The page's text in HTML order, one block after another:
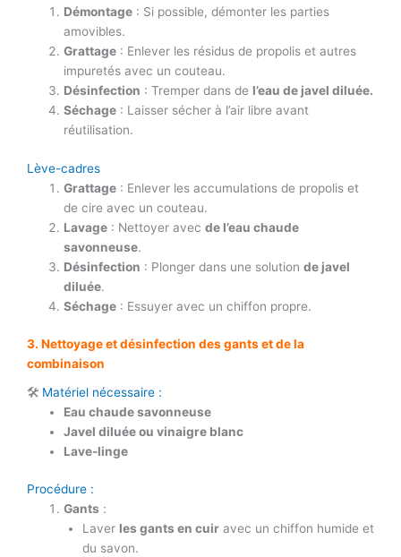
Démontage : Si possible, démonter les parties
amovibles.
Grattage : Enlever les résidus de propolis et autres
impuretés avec un couteau.
Désinfection : Tremper dans de l’eau de javel diluée.
Séchage : Laisser sécher à l’air libre avant
réutilisation.
Lève-cadres
Grattage : Enlever les accumulations de propolis et
de cire avec un couteau.
Lavage : Nettoyer avecde l’eau chaude
savonneuse.
Désinfection : Plonger dans une solutionde javel
diluée.
Séchage : Essuyer avec un chiffon propre.
3. Nettoyage et désinfection des gants et de la
combinaison
🛠 Matériel nécessaire :
Eau chaude savonneuse
Javel diluée ou vinaigre blanc
Lave-linge
Procédure :
Gants :
Laver les gants en cuiravec un chiffon humide et
du savon.